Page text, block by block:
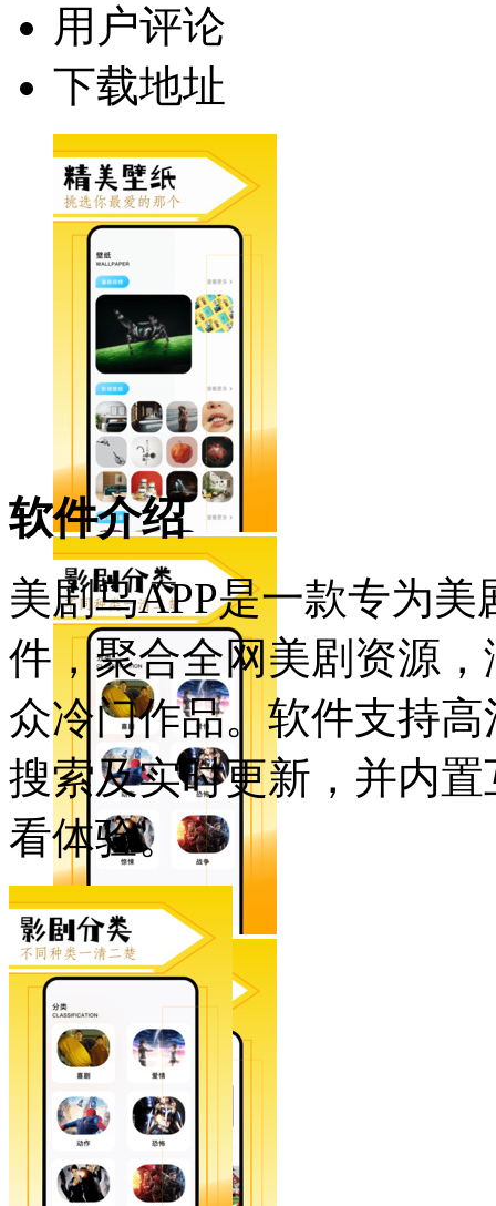
用户评论
下载地址
软件介绍
美剧鸟APP是一款专为
件，聚合全网美剧资源
众冷门作品。软件支持
搜索及实时更新，并内
看体验。